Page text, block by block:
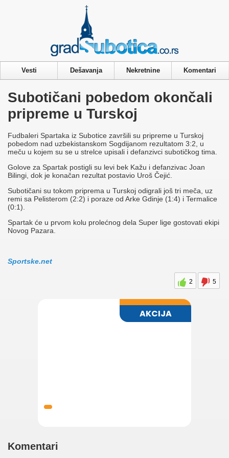
Vesti Dešavanja Nekretnine Komentari
Subotičani pobedom okončali
pripreme u Turskoj
Fudbaleri Spartaka iz Subotice završili su pripreme u Turskoj
pobedom nad uzbekistanskom Sogdijanom rezultatom 3:2, u
meču u kojem su se u strelce upisali i defanzivci subotičkog tima.
Golove za Spartak postigli su levi bek Kažu i defanzivac Joan
Bilingi, dok je konačan rezultat postavio Uroš Čejić.
Subotičani su tokom priprema u Turskoj odigrali još tri meča, uz
remi sa Pelisterom (2:2) i poraze od Arke Gdinje (1:4) i Termalice
(0:1).
Spartak će u prvom kolu prolećnog dela Super lige gostovati ekipi
Novog Pazara.
Sportske.net
2 5
Komentari
Privacy & Cookies Policy